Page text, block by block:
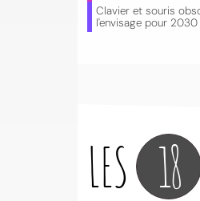
Clavier et souris
l'envisage pour 2030
LES 18